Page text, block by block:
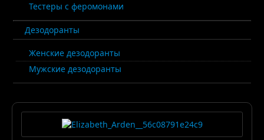
Тестеры с феромонами
Дезодоранты
Женские дезодоранты
Мужские дезодоранты